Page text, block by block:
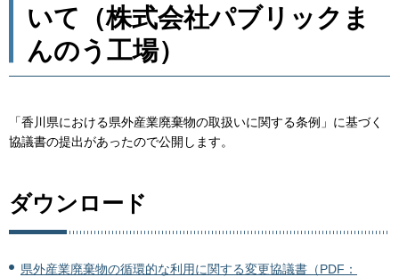
いて（株式会社パブリックま
んのう工場）
「香川県における県外産業廃棄物の取扱いに関する条例」に基づく
協議書の提出があったので公開します。
ダウンロード
県外産業廃棄物の循環的な利用に関する変更協議書（PDF：